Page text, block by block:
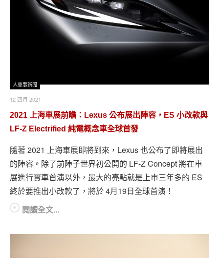
人車事新聞
12 四月 2021
2021 上海車展前瞻：Lexus 公布展出陣容，ES 小改款與
LF-Z Electrified 純電概念車全球首發
隨著 2021 上海車展即將到來，Lexus 也公布了即將展出
的陣容。除了前陣子世界初公開的 LF-Z Concept 將在車
展進行實車首演以外，最大的亮點就是上市三年多的 ES
終於要推出小改款了，將於 4月19日全球首演！
閱讀全文...